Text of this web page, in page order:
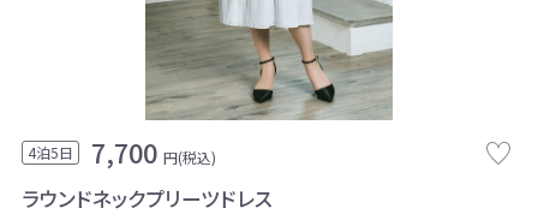
4泊5日 7,700 円(税込)
ラウンドネックプリーツドレス